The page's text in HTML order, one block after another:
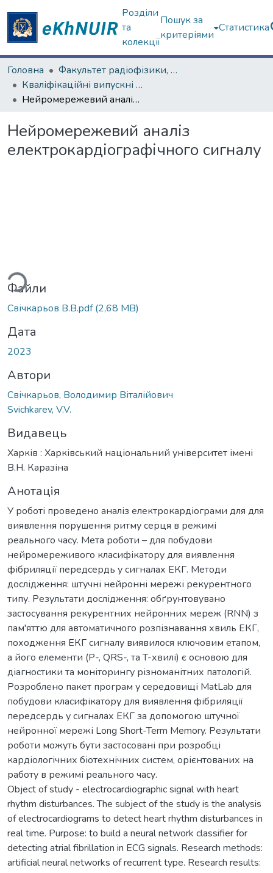
Розділи
та
колекції
Пошук за
критеріями
Статистика
Головна
Факультет радіофізики, біомедичної електроніки та комп’ютерних систем
Кваліфікаційні випускні роботи магістрів. Факультет радіофізики, біомедичної електроніки та комп’ютерних систем
Нейромережевий аналіз електрокардіографічного сигналу
Нейромережевий аналіз
електрокардіографічного сигналу
Файли
Свічкарьов В.В.pdf(2,68 MB)
Дата
2023
Автори
Свічкарьов, Володимир Віталійович
Svichkarev, V.V.
Видавець
Харків : Харківський національний університет імені
В.Н. Каразіна
Анотація
У роботі проведено аналіз електрокардіограми для для
виявлення порушення ритму серця в режимі
реального часу. Мета роботи – для побудови
нейромереживого класифікатору для виявлення
фібриляції передсердь у сигналах ЕКГ. Методи
дослідження: штучні нейронні мережі рекурентного
типу. Результати дослідження: обґрунтовувано
застосування рекурентних нейронних мереж (RNN) з
пам'яттю для автоматичного розпізнавання хвиль ЕКГ,
походження ЕКГ сигналу виявилося ключовим етапом,
а його елементи (P-, QRS-, та T-хвилі) є основою для
діагностики та моніторингу різноманітних патологій.
Розроблено пакет програм у середовищі MatLab для
побудови класифікатору для виявлення фібриляції
передсердь у сигналах ЕКГ за допомогою штучної
нейронної мережі Long Short-Term Memory. Результати
роботи можуть бути застосовані при розробці
кардіологічних біотехнічних систем, орієнтованих на
работу в режимі реального часу.
Object of study - electrocardiographic signal with heart
rhythm disturbances. The subject of the study is the analysis
of electrocardiograms to detect heart rhythm disturbances in
real time. Purpose: to build a neural network classifier for
detecting atrial fibrillation in ECG signals. Research methods:
artificial neural networks of recurrent type. Research results: